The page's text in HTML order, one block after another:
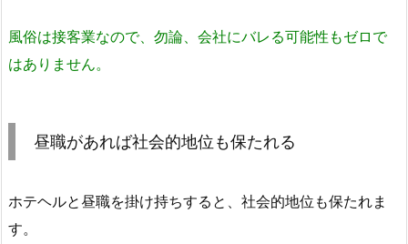
風俗は接客業なので、勿論、会社にバレる可能性もゼロで
はありません。
昼職があれば社会的地位も保たれる
ホテヘルと昼職を掛け持ちすると、社会的地位も保たれま
す。